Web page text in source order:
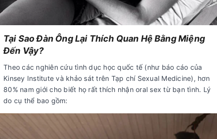
Tại Sao Đàn Ông Lại Thích Quan Hệ Bằng Miệng
Đến Vậy?
Theo các nghiên cứu tình dục học quốc tế (như báo cáo của
Kinsey Institute và khảo sát trên Tạp chí Sexual Medicine), hơn
80% nam giới cho biết họ rất thích nhận oral sex từ bạn tình. Lý
do cụ thể bao gồm: